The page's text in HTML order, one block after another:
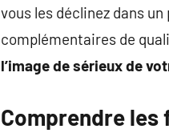
vous les déclinez dans
complémentaires de
l’image de sérieux de
Comprendre les